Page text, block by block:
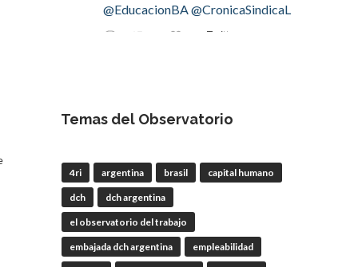
@EducacionBA@CronicaSindicaL
Twitter
#LaBancariarechazó la reforma de
la Carta Orgánica del#BCRA
RT@lanotadigital@La_Bancaria
Temas del Observatorio
4ri argentina brasil capital humano
dch dch argentina
el observatorio del trabajo
embajada dch argentina empleabilidad